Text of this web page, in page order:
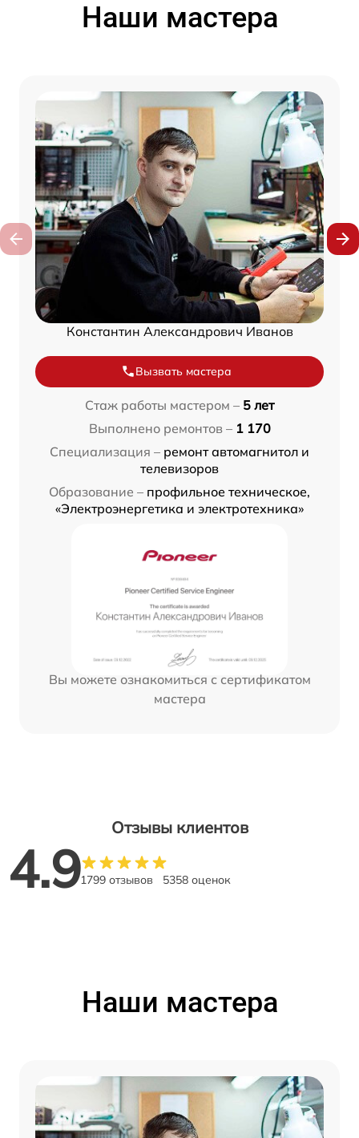
Наши мастера
Константин Александрович Иванов
Вызвать мастера
Стаж работы мастером – 5 лет
Выполнено ремонтов – 1 170
Специализация – ремонт автомагнитол и
телевизоров
Образование – профильное техническое,
«Электроэнергетика и электротехника»
Вы можете ознакомиться с сертификатом
мастера
Отзывы клиентов
4.91799 отзывов 5358 оценок
Наши мастера